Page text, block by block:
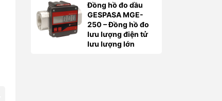
Đồng hồ đo dầu
GESPASA MGE-
250 – Đồng hồ đo
lưu lượng điện tử
lưu lượng lớn